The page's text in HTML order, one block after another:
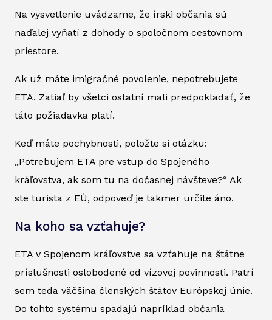
Na vysvetlenie uvádzame, že írski občania sú
naďalej vyňatí z dohody o spoločnom cestovnom
priestore.
Ak už máte imigračné povolenie, nepotrebujete
ETA. Zatiaľ by všetci ostatní mali predpokladať, že
táto požiadavka platí.
Keď máte pochybnosti, položte si otázku:
„Potrebujem ETA pre vstup do Spojeného
kráľovstva, ak som tu na dočasnej návšteve?“ Ak
ste turista z EÚ, odpoveď je takmer určite áno.
Na koho sa vzťahuje?
ETA v Spojenom kráľovstve sa vzťahuje na štátne
príslušnosti oslobodené od vízovej povinnosti. Patrí
sem teda väčšina členských štátov Európskej únie.
Do tohto systému spadajú napríklad občania